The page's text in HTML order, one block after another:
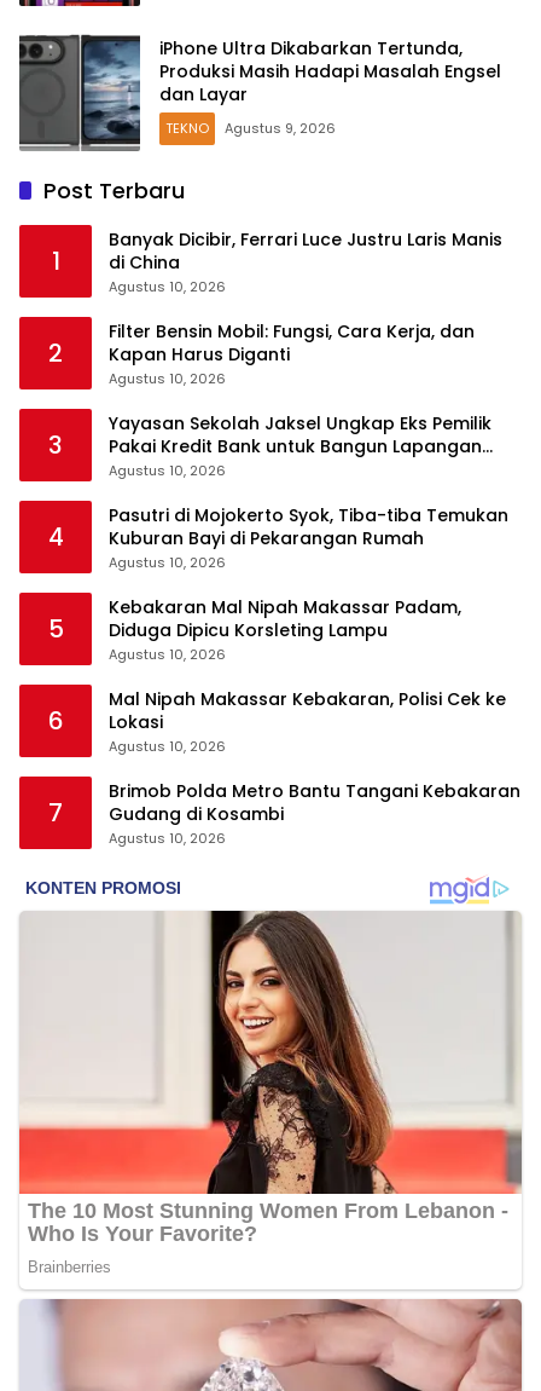
iPhone Ultra Dikabarkan Tertunda,
Produksi Masih Hadapi Masalah Engsel
dan Layar
TEKNO Agustus 9, 2026
Post Terbaru
1
Banyak Dicibir, Ferrari Luce Justru Laris Manis
di China
Agustus 10, 2026
2
Filter Bensin Mobil: Fungsi, Cara Kerja, dan
Kapan Harus Diganti
Agustus 10, 2026
3
Yayasan Sekolah Jaksel Ungkap Eks Pemilik
Pakai Kredit Bank untuk Bangun Lapangan
Padel
Agustus 10, 2026
4
Pasutri di Mojokerto Syok, Tiba-tiba Temukan
Kuburan Bayi di Pekarangan Rumah
Agustus 10, 2026
5
Kebakaran Mal Nipah Makassar Padam,
Diduga Dipicu Korsleting Lampu
Agustus 10, 2026
6
Mal Nipah Makassar Kebakaran, Polisi Cek ke
Lokasi
Agustus 10, 2026
7
Brimob Polda Metro Bantu Tangani Kebakaran
Gudang di Kosambi
Agustus 10, 2026